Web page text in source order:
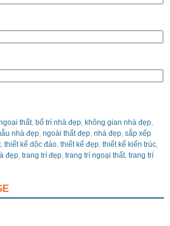
thất, bố trí nhà đẹp, không gian nhà đẹp,
nhà đẹp, ngoài thất đẹp, nhà đẹp, sắp xếp
, thiết kế dộc đáo, thiết kế đẹp, thiết kế kiến trúc,
đẹp, trang trí đẹp, trang trí ngoại thất, trang trí